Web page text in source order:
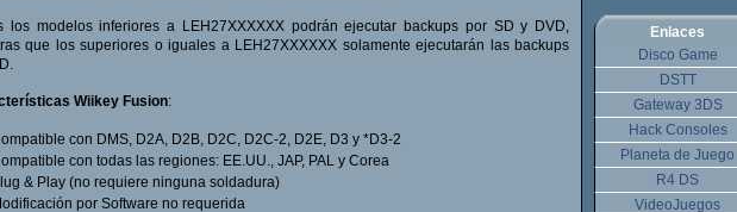
los modelos inferiores a LEH27XXXXXX podrán ejecutar backups por SD y DVD,
que los superiores o iguales a LEH27XXXXXX solamente ejecutarán las backups
Wiikey Fusion:
con DMS, D2A, D2B, D2C, D2C-2, D2E, D3 y *D3-2
con todas las regiones: EE.UU., JAP, PAL y Corea
& Play (no requiere ninguna soldadura)
por Software no requerida
Enlaces
Disco Game
DSTT
Gateway 3DS
Hack Consoles
Planeta de Juego
R4 DS
VideoJuegos